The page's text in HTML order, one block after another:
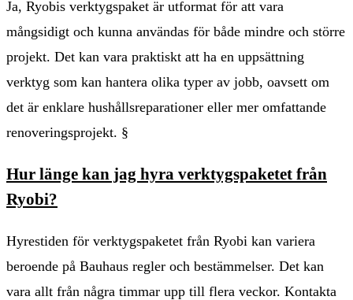
Ja, Ryobis verktygspaket är utformat för att vara
mångsidigt och kunna användas för både mindre och större
projekt. Det kan vara praktiskt att ha en uppsättning
verktyg som kan hantera olika typer av jobb, oavsett om
det är enklare hushållsreparationer eller mer omfattande
renoveringsprojekt. §
Hur länge kan jag hyra verktygspaketet från
Ryobi?
Hyrestiden för verktygspaketet från Ryobi kan variera
beroende på Bauhaus regler och bestämmelser. Det kan
vara allt från några timmar upp till flera veckor. Kontakta